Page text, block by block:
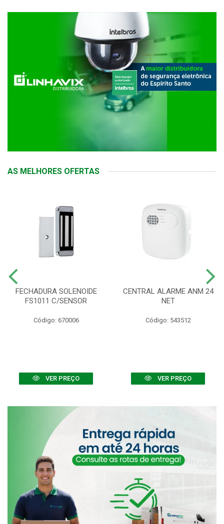
AS MELHORES OFERTAS
FECHADURA SOLENOIDE
FS1011 C/SENSOR
Código: 670006
VER PREÇO
CENTRAL ALARME ANM 24
NET
Código: 543512
VER PREÇO